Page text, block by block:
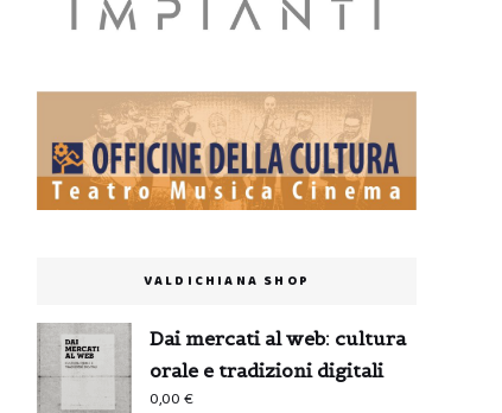
VALDICHIANA SHOP
Dai mercati al web: cultura
orale e tradizioni digitali
0,00€